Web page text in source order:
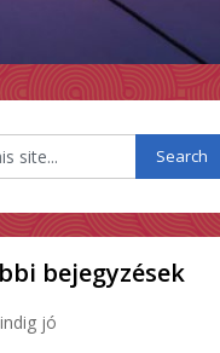
bejegyzések
jó